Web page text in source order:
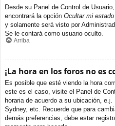
Desde su Panel de Control de
encontrará la opción Ocultar mi
y solamente será visto por
Se le contará como usuario oculto.
Arriba
¡La hora en los foros no es
Es posible que esté viendo la hora
este es el caso, visite el Panel de
horaria de acuerdo a su ubicación, e.j.
Sydney, etc. Recuerde que para
demás preferencias, debe estar